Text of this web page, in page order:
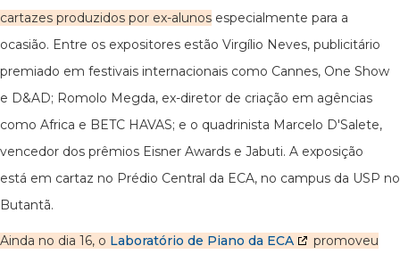
cartazes produzidos por ex-alunos especialmente para a
ocasião. Entre os expositores estão Virgílio Neves, publicitário
premiado em festivais internacionais como Cannes, One Show
e D&AD; Romolo Megda, ex-diretor de criação em agências
como Africa e BETC HAVAS; e o quadrinista Marcelo D'Salete,
vencedor dos prêmios Eisner Awards e Jabuti. A exposição
está em cartaz no Prédio Central da ECA, no campus da USP no
Butantã.
Ainda no dia 16, o Laboratório de Piano da ECA
promoveu